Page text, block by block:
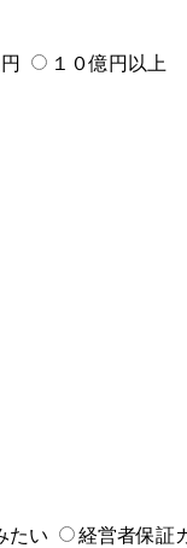
１０億円以上
たい 経営者保証